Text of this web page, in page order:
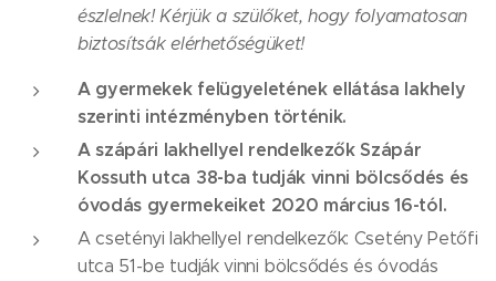
észlelnek! Kérjük a szülőket, hogy folyamatosan
biztosítsák elérhetőségüket!
A gyermekek felügyeletének ellátása lakhely
szerinti intézményben történik.
A szápári lakhellyel rendelkezők Szápár
Kossuth utca 38-ba tudják vinni bölcsődés és
óvodás gyermekeiket 2020 március 16-tól.
A csetényi lakhellyel rendelkezők: Csetény Petőfi
utca 51-be tudják vinni bölcsődés és óvodás